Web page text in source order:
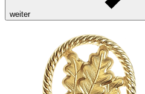
weiter